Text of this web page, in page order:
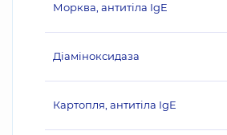
Морква, антитіла IgE
Діаміноксидаза
Картопля, антитіла IgE